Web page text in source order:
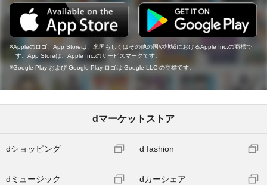
Appleのロゴ、App Storeは、米国もしくはその他の国や地域におけるApple Inc.の商標で
す。App Storeは、Apple Inc.のサービスマークです。
Google Play および Google Play ロゴは Google LLC の商標です。
dマーケットストア
dショッピング d fashion
dミュージック dカーシェア